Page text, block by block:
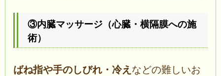
③内臓マッサージ（心臓・横隔膜への施
術）
ばね指や手のしびれ・冷え などの難しいお